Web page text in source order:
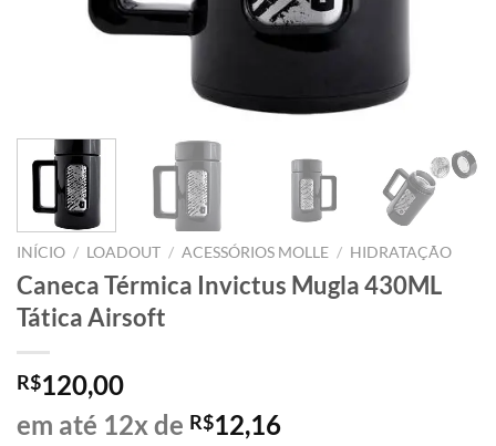
INÍCIO / LOADOUT / ACESSÓRIOS MOLLE / HIDRATAÇÃO
Caneca Térmica Invictus Mugla 430ML
Tática Airsoft
R$120,00
em até 12x de R$12,16